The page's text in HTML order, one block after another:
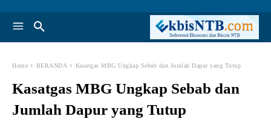
Home BERANDA Kasatgas MBG Ungkap Sebab dan Jumlah Dapur yang Tutup
Kasatgas MBG Ungkap Sebab dan
Jumlah Dapur yang Tutup